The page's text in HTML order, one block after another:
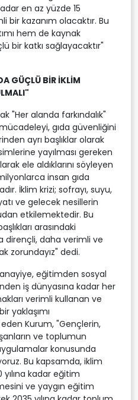
en az yüzde 15
bir kazanım olacaktır. Bu
hem de kaynak
bir katkı sağlayacaktır"
GÜÇLÜ BİR İKLİM
"Her alanda farkındalık"
mücadeleyi, gıda güvenliğini
ayrı başlıklar olarak
yayılması gereken
ele aldıklarını söyleyen
insan gıda
İklim krizi; sofrayı, suyu,
ve gelecek nesillerin
etkilemektedir. Bu
arasındaki
dirençli, daha verimli ve
zorundayız" dedi.
eğitimden sosyal
iş dünyasına kadar her
verimli kullanan ve
yaklaşımı
Kurum, "Gençlerin,
ve toplumun
konusunda
Bu kapsamda, iklim
yılına kadar eğitim
ve yaygın eğitim